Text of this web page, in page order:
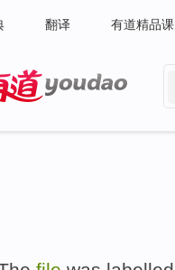
翻译 有道精品课